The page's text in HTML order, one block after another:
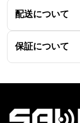
配送について
保証について